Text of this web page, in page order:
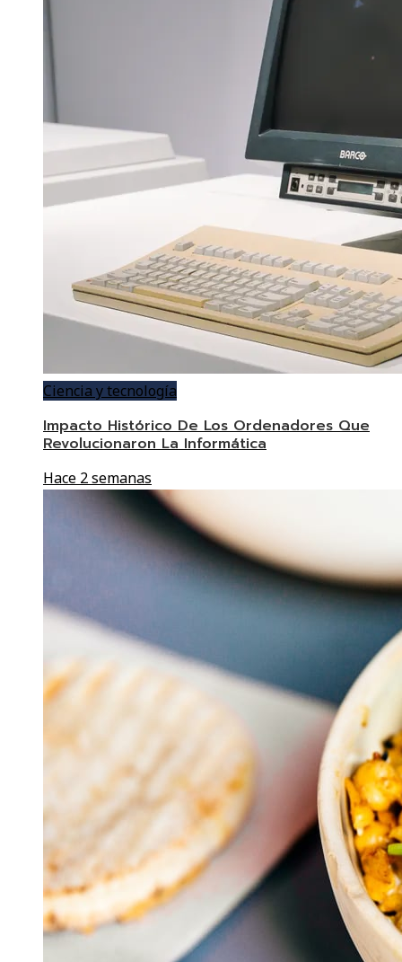
Ciencia y tecnología
Impacto Histórico De Los Ordenadores Que
Revolucionaron La Informática
Hace 2 semanas